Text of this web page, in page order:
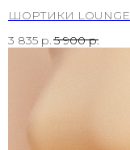
ШОРТИКИ LOUNGE
3 835 р. 5 900 р.